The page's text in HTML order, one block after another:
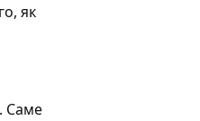
як
Саме